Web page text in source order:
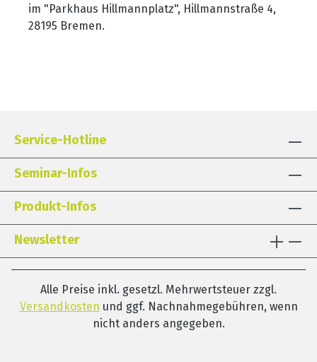
im "Parkhaus Hillmannplatz", Hillmannstraße 4,
28195 Bremen.
Service-Hotline
Seminar-Infos
Produkt-Infos
Newsletter
Alle Preise inkl. gesetzl. Mehrwertsteuer zzgl.
Versandkosten und ggf. Nachnahmegebühren, wenn
nicht anders angegeben.